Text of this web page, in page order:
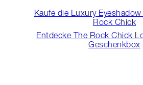
Kaufe die Luxury
Rock Chick
Entdecke The Rock Chick
Geschenkbox